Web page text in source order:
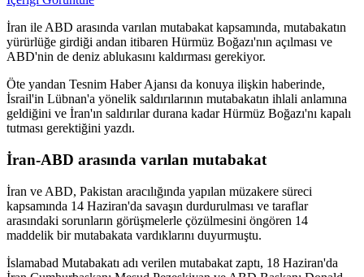
İran ile ABD arasında varılan mutabakat kapsamında, mutabakatın
yürürlüğe girdiği andan itibaren Hürmüz Boğazı'nın açılması ve
ABD'nin de deniz ablukasını kaldırması gerekiyor.
Öte yandan Tesnim Haber Ajansı da konuya ilişkin haberinde,
İsrail'in Lübnan'a yönelik saldırılarının mutabakatın ihlali anlamına
geldiğini ve İran'ın saldırılar durana kadar Hürmüz Boğazı'nı kapalı
tutması gerektiğini yazdı.
İran-ABD arasında varılan mutabakat
İran ve ABD, Pakistan aracılığında yapılan müzakere süreci
kapsamında 14 Haziran'da savaşın durdurulması ve taraflar
arasındaki sorunların görüşmelerle çözülmesini öngören 14
maddelik bir mutabakata vardıklarını duyurmuştu.
İslamabad Mutabakatı adı verilen mutabakat zaptı, 18 Haziran'da